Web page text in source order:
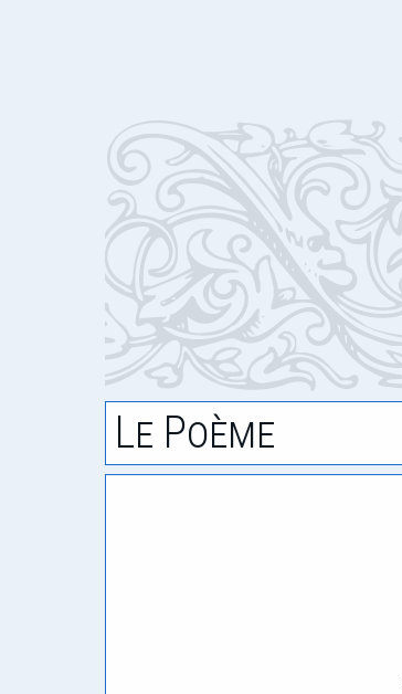
Le Poème